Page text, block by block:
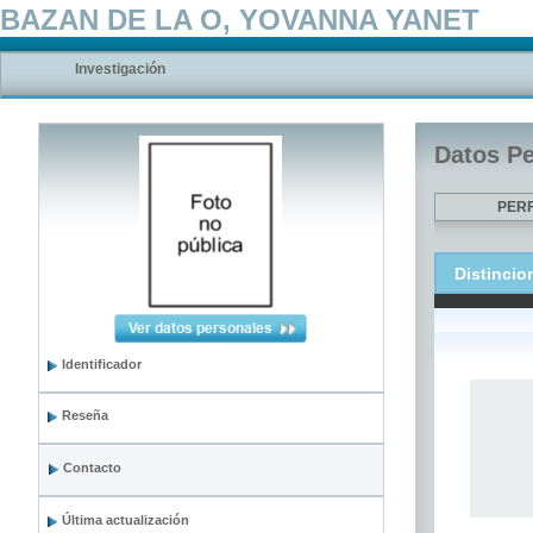
BAZAN DE LA O, YOVANNA YANET
Investigación
Identificador
Reseña
Contacto
Última actualización
Datos